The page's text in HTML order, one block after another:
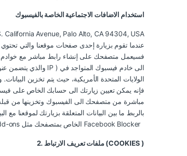
استخدام الاضافات الاجتماعية الخاصة بالفيسبوك
فسيعمل متصفحك على إنشاء رابط مباشر مع خوادم
الولايات المتحدة الأمريكية، حيث يتم تخزين
فإنه يمكن تعيين زيارتك الى حسابك الخاص على
مباشرة من متصفحك الى الفيسبوك وتخزينها من
بالربط ما بين البيانات المتعلقة بزيارتك
الاجتماعية الخاصي بفيسبوك عن طريق استخدامadd-ons الخاص بمتصفحك مثل Facebook Blocker
2. ملفات تعريف الارتباط (COOKIES )